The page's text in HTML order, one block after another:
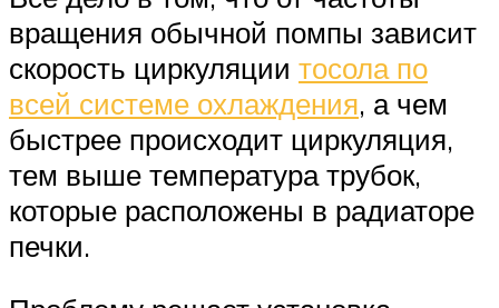
вращения обычной помпы зависит
скорость циркуляции тосола по
всей системе охлаждения, а чем
быстрее происходит циркуляция,
тем выше температура трубок,
которые расположены в радиаторе
печки.